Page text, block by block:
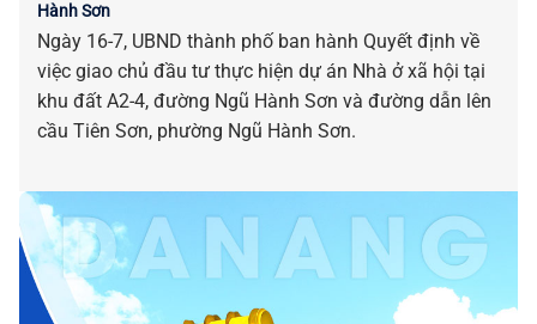
Hành Sơn
Ngày 16-7, UBND thành phố ban hành Quyết định về
việc giao chủ đầu tư thực hiện dự án Nhà ở xã hội tại
khu đất A2-4, đường Ngũ Hành Sơn và đường dẫn lên
cầu Tiên Sơn, phường Ngũ Hành Sơn.